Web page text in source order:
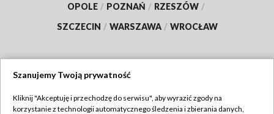
OPOLE / POZNAŃ / RZESZÓW /
SZCZECIN / WARSZAWA / WROCŁAW
Szanujemy Twoją prywatność
Kliknij "Akceptuję i przechodzę do serwisu", aby wyrazić zgody na
korzystanie z technologii automatycznego śledzenia i zbierania danych,